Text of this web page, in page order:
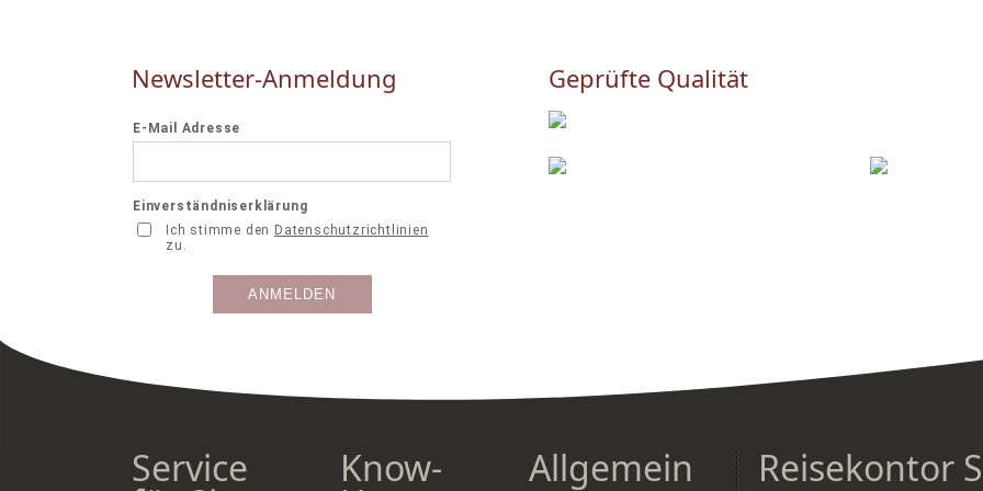
Newsletter-Anmeldung Geprüfte Qualität
Service Know- Allgemein Reisekontor